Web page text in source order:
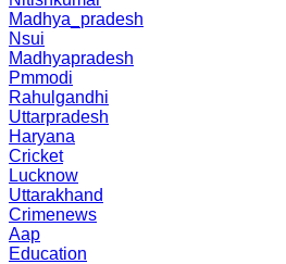
Madhya_pradesh
Nsui
Madhyapradesh
Pmmodi
Rahulgandhi
Uttarpradesh
Haryana
Cricket
Lucknow
Uttarakhand
Crimenews
Aap
Education